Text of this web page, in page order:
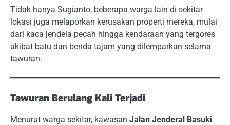
Tidak hanya Sugianto, beberapa warga lain di sekitar
lokasi juga melaporkan kerusakan properti mereka, mulai
dari kaca jendela pecah hingga kendaraan yang tergores
akibat batu dan benda tajam yang dilemparkan selama
tawuran.
Tawuran Berulang Kali Terjadi
Menurut warga sekitar, kawasan Jalan Jenderal Basuki